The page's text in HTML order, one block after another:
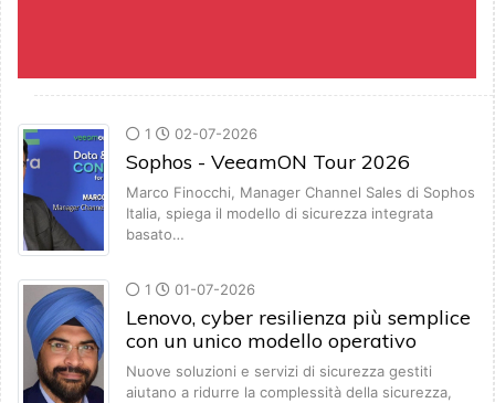
1 02-07-2026
Sophos - VeeamON Tour 2026
Marco Finocchi, Manager Channel Sales di Sophos
Italia, spiega il modello di sicurezza integrata
basato…
1 01-07-2026
Lenovo, cyber resilienza più semplice
con un unico modello operativo
Nuove soluzioni e servizi di sicurezza gestiti
aiutano a ridurre la complessità della sicurezza,